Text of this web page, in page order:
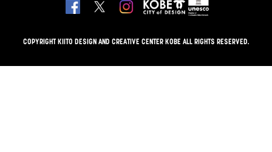
COPYRIGHT KIITO DESIGN AND CREATIVE CENTER KOBE ALL RIGHTS RESERVED.